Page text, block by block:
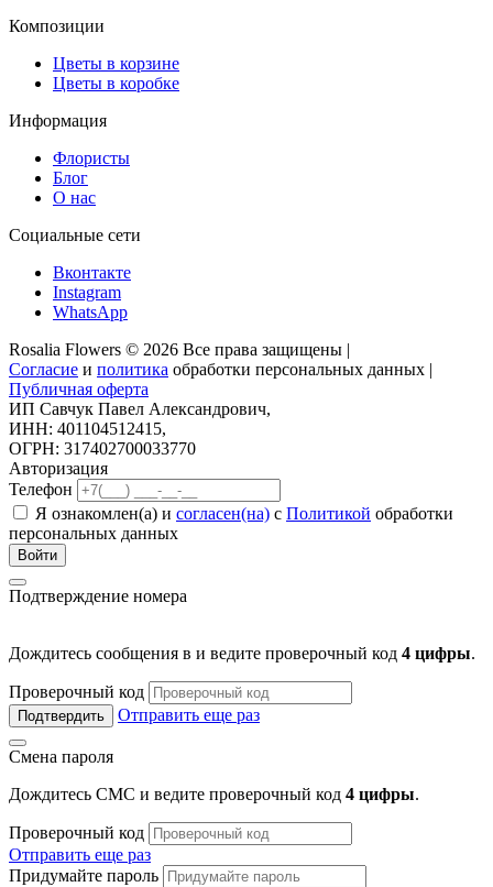
Композиции
Цветы в корзине
Цветы в коробке
Информация
Флористы
Блог
О нас
Социальные сети
Вконтакте
Instagram
WhatsApp
Rosalia Flowers © 2026 Все права защищены |
Согласие и политика обработки персональных данных |
Публичная оферта
ИП Савчук Павел Александрович,
ИНН: 401104512415,
ОГРН: 317402700033770
Авторизация
Телефон
Я ознакомлен(а) и согласен(на) с Политикой обработки
персональных данных
Войти
Подтверждение номера
Дождитесь сообщения в и ведите проверочный код 4 цифры.
Проверочный код
Подтвердить Отправить еще раз
Смена пароля
Дождитесь СМС и ведите проверочный код 4 цифры.
Проверочный код
Отправить еще раз
Придумайте пароль